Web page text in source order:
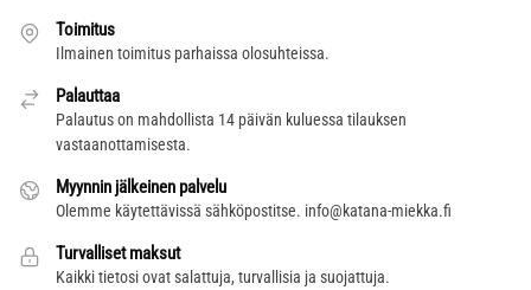
Toimitus
Ilmainen toimitus parhaissa olosuhteissa.
Palauttaa
Palautus on mahdollista 14 päivän kuluessa tilauksen
vastaanottamisesta.
Myynnin jälkeinen palvelu
Olemme käytettävissä sähköpostitse. info@katana-miekka.fi
Turvalliset maksut
Kaikki tietosi ovat salattuja, turvallisia ja suojattuja.